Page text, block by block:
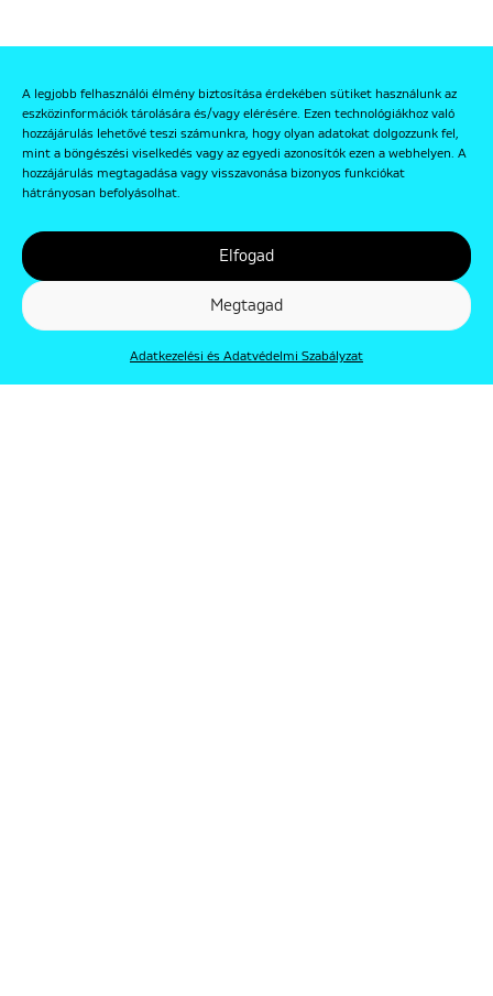
A legjobb felhasználói élmény biztosítása érdekében sütiket használunk az
eszközinformációk tárolására és/vagy elérésére. Ezen technológiákhoz való
hozzájárulás lehetővé teszi számunkra, hogy olyan adatokat dolgozzunk fel,
mint a böngészési viselkedés vagy az egyedi azonosítók ezen a webhelyen. A
hozzájárulás megtagadása vagy visszavonása bizonyos funkciókat
hátrányosan befolyásolhat.
Elfogad
Megtagad
Adatkezelési és Adatvédelmi Szabályzat